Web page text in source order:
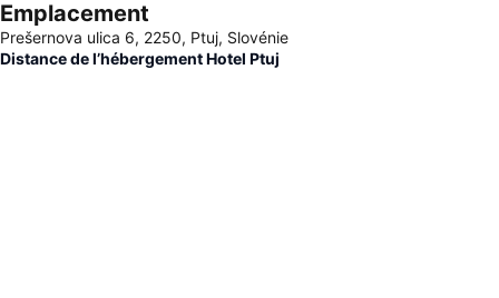
Emplacement
Prešernova ulica 6, 2250, Ptuj, Slovénie
Distance de l’hébergement Hotel Ptuj